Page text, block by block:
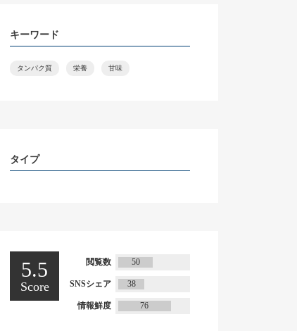
キーワード
タンパク質 栄養 甘味
タイプ
5.5
Score
閲覧数 50
SNSシェア 38
情報鮮度 76